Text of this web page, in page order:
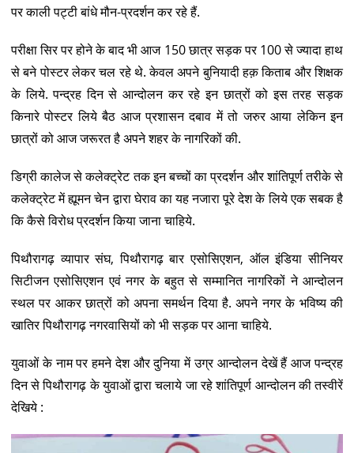
पर काली पट्टी बांधे मौन-प्रदर्शन कर रहे हैं.
परीक्षा सिर पर होने के बाद भी आज 150 छात्र सड़क पर 100 से ज्यादा हाथ
से बने पोस्टर लेकर चल रहे थे. केवल अपने बुनियादी हक़ किताब और शिक्षक
के लिये. पन्द्रह दिन से आन्दोलन कर रहे इन छात्रों को इस तरह सड़क
किनारे पोस्टर लिये बैठ आज प्रशासन दबाव में तो जरुर आया लेकिन इन
छात्रों को आज जरूरत है अपने शहर के नागरिकों की.
डिग्री कालेज से कलेक्ट्रेट तक इन बच्चों का प्रदर्शन और शांतिपूर्ण तरीके से
कलेक्ट्रेट में ह्यूमन चेन द्वारा घेराव का यह नजारा पूरे देश के लिये एक सबक है
कि कैसे विरोध प्रदर्शन किया जाना चाहिये.
पिथौरागढ़ व्यापार संघ, पिथौरागढ़ बार एसोसिएशन, ऑल इंडिया सीनियर
सिटीजन एसोसिएशन एवं नगर के बहुत से सम्मानित नागरिकों ने आन्दोलन
स्थल पर आकर छात्रों को अपना समर्थन दिया है. अपने नगर के भविष्य की
खातिर पिथौरागढ़ नगरवासियों को भी सड़क पर आना चाहिये.
युवाओं के नाम पर हमने देश और दुनिया में उग्र आन्दोलन देखें हैं आज पन्द्रह
दिन से पिथौरागढ़ के युवाओं द्वारा चलाये जा रहे शांतिपूर्ण आन्दोलन की तस्वीरें
देखिये :